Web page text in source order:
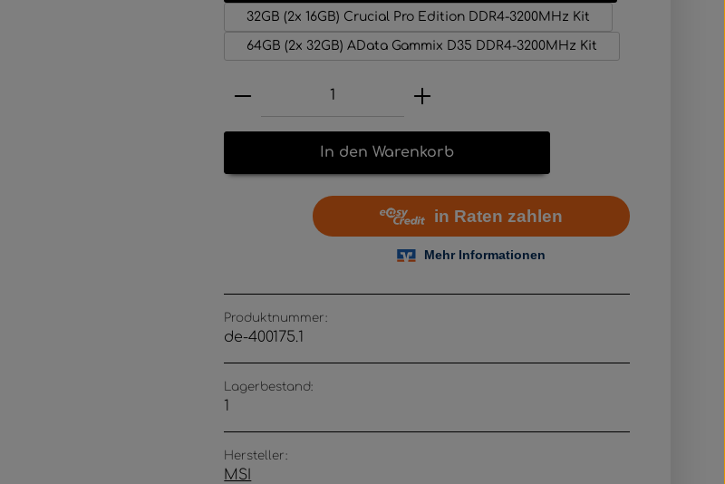
32GB (2x 16GB) Crucial Pro Edition DDR4-3200MHz Kit
64GB (2x 32GB) AData Gammix D35 DDR4-3200MHz Kit
Produkt Anzahl: Gib den gewünschten
In den Warenkorb
Produktnummer:
de-400175.1
Lagerbestand:
1
Hersteller:
MSI